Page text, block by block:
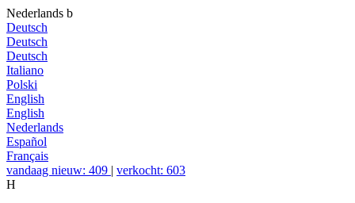
Nederlands b
Deutsch
Deutsch
Deutsch
Italiano
Polski
English
English
Nederlands
Español
Français
vandaag nieuw: 409 | verkocht: 603
H